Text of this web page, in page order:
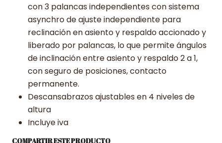
con 3 palancas independientes con sistema
asynchro de ajuste independiente para
reclinación en asiento y respaldo accionado y
liberado por palancas, lo que permite ángulos
de inclinación entre asiento y respaldo 2 a 1,
con seguro de posiciones, contacto
permanente.
Descansabrazos ajustables en 4 niveles de
altura
Incluye iva
COMPARTIR ESTE PRODUCTO